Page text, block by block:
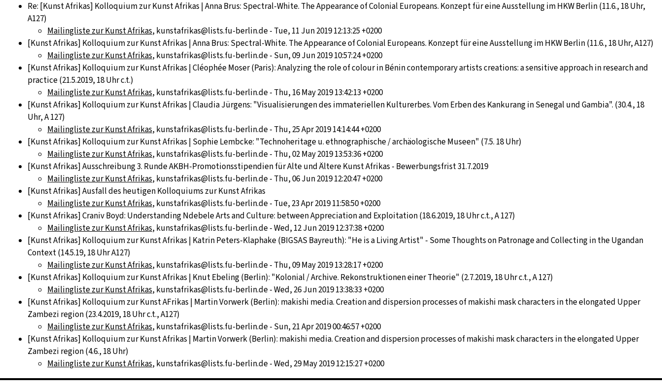
Re: [Kunst Afrikas] Kolloquium zur Kunst Afrikas | Anna Brus: Spectral-White. The Appearance of Colonial Europeans. Konzept für eine Ausstellung im HKW Berlin (11.6., 18 Uhr,
A127)
Mailingliste zur Kunst Afrikas, kunstafrikas@lists.fu-berlin.de - Tue, 11 Jun 2019 12:13:25 +0200
[Kunst Afrikas] Kolloquium zur Kunst Afrikas | Anna Brus: Spectral-White. The Appearance of Colonial Europeans. Konzept für eine Ausstellung im HKW Berlin (11.6., 18 Uhr, A127)
Mailingliste zur Kunst Afrikas, kunstafrikas@lists.fu-berlin.de - Sun, 09 Jun 2019 10:57:24 +0200
[Kunst Afrikas] Kolloquium zur Kunst Afrikas | Cléophée Moser (Paris): Analyzing the role of colour in Bénin contemporary artists creations: a sensitive approach in research and
practice (21.5.2019, 18 Uhr c.t.)
Mailingliste zur Kunst Afrikas, kunstafrikas@lists.fu-berlin.de - Thu, 16 May 2019 13:42:13 +0200
[Kunst Afrikas] Kolloquium zur Kunst Afrikas | Claudia Jürgens: "Visualisierungen des immateriellen Kulturerbes. Vom Erben des Kankurang in Senegal und Gambia". (30.4., 18
Uhr, A 127)
Mailingliste zur Kunst Afrikas, kunstafrikas@lists.fu-berlin.de - Thu, 25 Apr 2019 14:14:44 +0200
[Kunst Afrikas] Kolloquium zur Kunst Afrikas | Sophie Lembcke: "Technoheritage u. ethnographische / archäologische Museen" (7.5. 18 Uhr)
Mailingliste zur Kunst Afrikas, kunstafrikas@lists.fu-berlin.de - Thu, 02 May 2019 13:53:36 +0200
[Kunst Afrikas] Ausschreibung 3. Runde AKBH-Promotionsstipendien für Alte und Ältere Kunst Afrikas - Bewerbungsfrist 31.7.2019
Mailingliste zur Kunst Afrikas, kunstafrikas@lists.fu-berlin.de - Thu, 06 Jun 2019 12:20:47 +0200
[Kunst Afrikas] Ausfall des heutigen Kolloquiums zur Kunst Afrikas
Mailingliste zur Kunst Afrikas, kunstafrikas@lists.fu-berlin.de - Tue, 23 Apr 2019 11:58:50 +0200
[Kunst Afrikas] Craniv Boyd: Understanding Ndebele Arts and Culture: between Appreciation and Exploitation (18.6.2019, 18 Uhr c.t., A 127)
Mailingliste zur Kunst Afrikas, kunstafrikas@lists.fu-berlin.de - Wed, 12 Jun 2019 12:37:38 +0200
[Kunst Afrikas] Kolloquium zur Kunst Afrikas | Katrin Peters-Klaphake (BIGSAS Bayreuth): "He is a Living Artist" - Some Thoughts on Patronage and Collecting in the Ugandan
Context (14.5.19, 18 Uhr A127)
Mailingliste zur Kunst Afrikas, kunstafrikas@lists.fu-berlin.de - Thu, 09 May 2019 13:28:17 +0200
[Kunst Afrikas] Kolloquium zur Kunst Afrikas | Knut Ebeling (Berlin): "Kolonial / Archive. Rekonstruktionen einer Theorie" (2.7.2019, 18 Uhr c.t., A 127)
Mailingliste zur Kunst Afrikas, kunstafrikas@lists.fu-berlin.de - Wed, 26 Jun 2019 13:38:33 +0200
[Kunst Afrikas] Kolloquium zur Kunst AFrikas | Martin Vorwerk (Berlin): makishi media. Creation and dispersion processes of makishi mask characters in the elongated Upper
Zambezi region (23.4.2019, 18 Uhr c.t., A127)
Mailingliste zur Kunst Afrikas, kunstafrikas@lists.fu-berlin.de - Sun, 21 Apr 2019 00:46:57 +0200
[Kunst Afrikas] Kolloquium zur Kunst Afrikas | Martin Vorwerk (Berlin): makishi media. Creation and dispersion processes of makishi mask characters in the elongated Upper
Zambezi region (4.6., 18 Uhr)
Mailingliste zur Kunst Afrikas, kunstafrikas@lists.fu-berlin.de - Wed, 29 May 2019 12:15:27 +0200